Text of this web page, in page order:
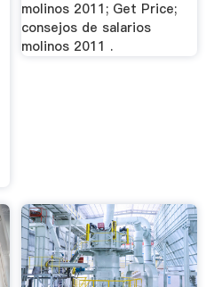
molinos 2011; Get Price;
consejos de salarios
molinos 2011 .